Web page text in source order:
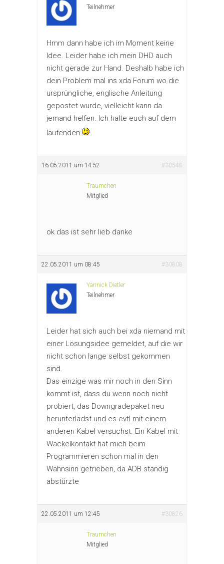
Teilnehmer
Hmm dann habe ich im Moment keine
Idee. Leider habe ich mein DHD auch
nicht gerade zur Hand. Deshalb habe ich
dein Problem mal ins xda Forum wo die
ursprüngliche, englische Anleitung
gepostet wurde, vielleicht kann da
jemand helfen. Ich halte euch auf dem
laufenden
16.05.2011 um 14:52 #30548
Traumchen
Mitglied
ok das ist sehr lieb danke
22.05.2011 um 08:45 #30808
Yannick Dietler
Teilnehmer
Leider hat sich auch bei xda niemand mit
einer Lösungsidee gemeldet, auf die wir
nicht schon lange selbst gekommen
sind.
Das einzige was mir noch in den Sinn
kommt ist, dass du wenn noch nicht
probiert, das Downgradepaket neu
herunterlädst und es evtl mit einem
anderen Kabel versuchst. Ein Kabel mit
Wackelkontakt hat mich beim
Programmieren schon mal in den
Wahnsinn getrieben, da ADB ständig
abstürzte
22.05.2011 um 12:45 #30826
Traumchen
Mitglied